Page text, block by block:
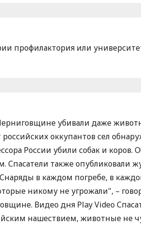
профилактория или
убивали даже
оккупантов сел
России убили собак и коров.
Спасатели также опубликовали
в каждом погребе, в
никому не угрожали", –
Видео дня Play Video
нашествием, животные не